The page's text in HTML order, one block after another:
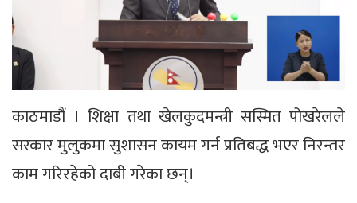
काठमाडौं । शिक्षा तथा खेलकुदमन्त्री सस्मित पोखरेलले
सरकार मुलुकमा सुशासन कायम गर्न प्रतिबद्ध भएर निरन्तर
काम गरिरहेको दाबी गरेका छन्।